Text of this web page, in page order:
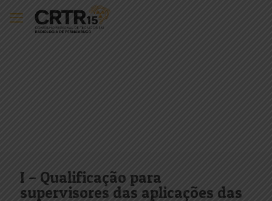
I – Qualificação para
supervisores das aplicações das